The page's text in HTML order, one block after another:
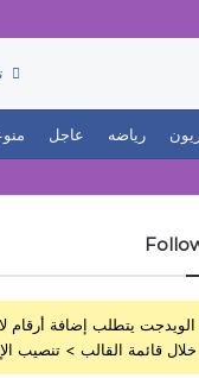
رياضه عاجل
الويدجت يتطلب إضافة أرقام
قائمة القالب > تنصيب